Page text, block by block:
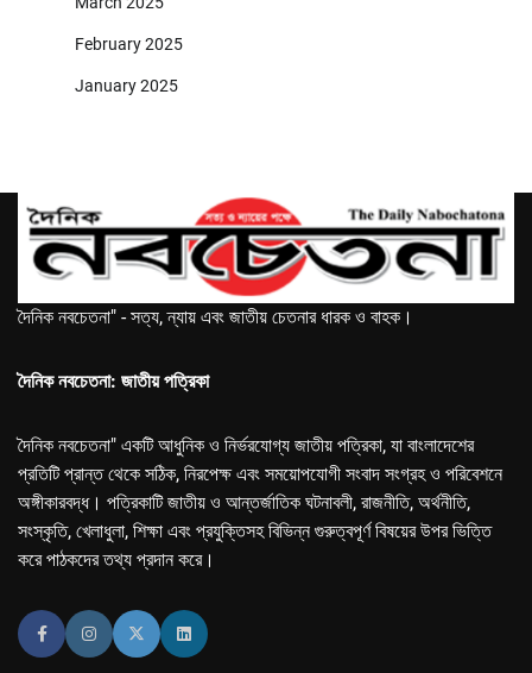
February 2025
January 2025
দৈনিক নবচেতনা" - সত্য, ন্যায় এবং জাতীয় চেতনার ধারক ও বাহক।
দৈনিক নবচেতনা: জাতীয় পত্রিকা
দৈনিক নবচেতনা" একটি আধুনিক ও নির্ভরযোগ্য জাতীয় পত্রিকা, যা বাংলাদেশের
প্রতিটি প্রান্ত থেকে সঠিক, নিরপেক্ষ এবং সময়োপযোগী সংবাদ সংগ্রহ ও পরিবেশনে
অঙ্গীকারবদ্ধ। পত্রিকাটি জাতীয় ও আন্তর্জাতিক ঘটনাবলী, রাজনীতি, অর্থনীতি,
সংস্কৃতি, খেলাধুলা, শিক্ষা এবং প্রযুক্তিসহ বিভিন্ন গুরুত্বপূর্ণ বিষয়ের উপর ভিত্তি
করে পাঠকদের তথ্য প্রদান করে।